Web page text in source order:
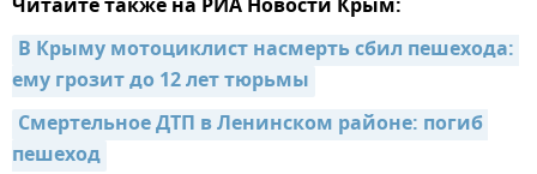
Читайте также на РИА Новости Крым:
В Крыму мотоциклист насмерть сбил пешехода:
ему грозит до 12 лет тюрьмы
Смертельное ДТП в Ленинском районе: погиб
пешеход